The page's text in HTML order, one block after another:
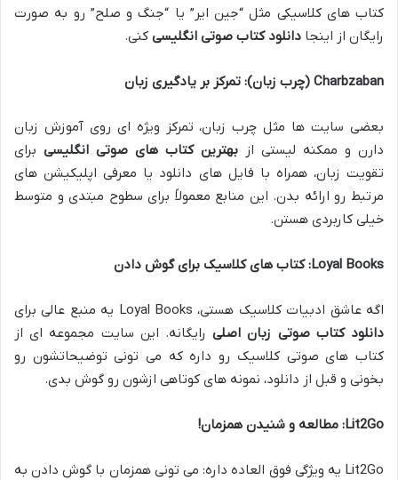
کتاب های کلاسیکی مثل “جین ایر” یا “جنگ و صلح” رو به صورت
رایگان از اینجا دانلود کتاب صوتی انگلیسی کنی.
Charbzaban (چرب زبان): تمرکز بر یادگیری زبان
بعضی سایت ها مثل چرب زبان، تمرکز ویژه ای روی آموزش زبان
دارن و ممکنه لیستی از بهترین کتاب های صوتی انگلیسی برای
تقویت زبان، همراه با فایل های دانلود یا معرفی اپلیکیشن های
مرتبط رو ارائه بدن. این منابع معمولاً برای سطوح مبتدی و متوسط
خیلی کاربردی هستن.
Loyal Books: کتاب های کلاسیک برای گوش دادن
اگه عاشق ادبیات کلاسیک هستی، Loyal Books یه منبع عالی برای
دانلود کتاب صوتی زبان اصلیرایگانه. این سایت مجموعه ای از
کتاب های صوتی کلاسیک رو داره که می تونی توضیحاتشون رو
بخونی و قبل از دانلود، نمونه های کوتاهی ازشون رو گوش بدی.
Lit2Go: مطالعه و شنیدن همزمان!
Lit2Go یه ویژگی فوق العاده داره: می تونی همزمان با گوش دادن به